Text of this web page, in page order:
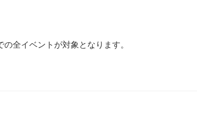
全イベントが対象となります。